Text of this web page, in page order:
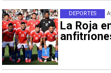
La Roja
DEPORTES